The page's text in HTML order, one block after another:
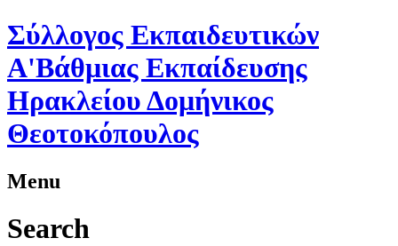
Σύλλογος Εκπαιδευτικών
A'Βάθμιας Εκπαίδευσης
Ηρακλείου Δομήνικος
Θεοτοκόπουλος
Menu
Search